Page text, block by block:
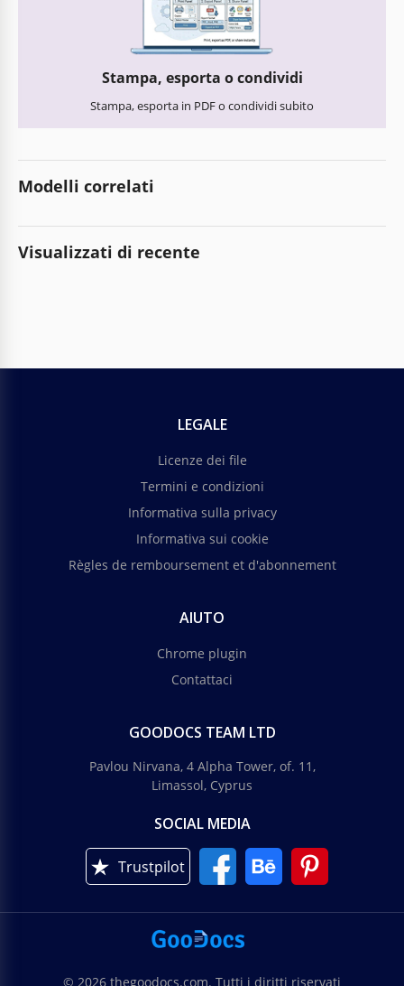
Stampa, esporta o condividi
Stampa, esporta in PDF o condividi subito
Modelli correlati
Visualizzati di recente
LEGALE
Licenze dei file
Termini e condizioni
Informativa sulla privacy
Informativa sui cookie
Règles de remboursement et d'abonnement
AIUTO
Chrome plugin
Contattaci
GOODOCS TEAM LTD
Pavlou Nirvana, 4 Alpha Tower, of. 11,
Limassol, Cyprus
SOCIAL MEDIA
Trustpilot
© 2026 thegoodocs.com. Tutti i diritti riservati